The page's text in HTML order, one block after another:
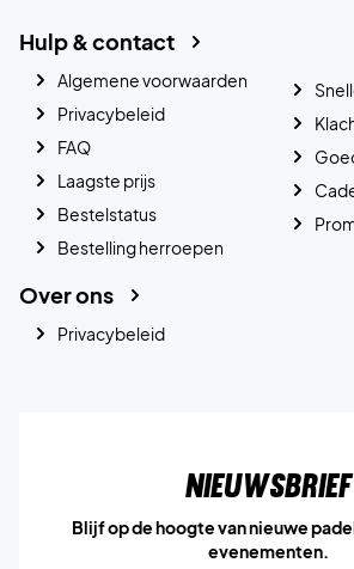
Hulp & contact
Algemene voorwaarden
Privacybeleid
FAQ
Laagste prijs
Bestelstatus
Bestelling herroepen
Over ons
Privacybeleid
Nieuwsbrief
Blijf op de hoogte van nieuwe
evenementen.